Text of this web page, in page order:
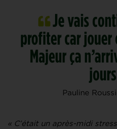
Je vais
profiter car jouer
Majeur ça
jours
Pauline
« C’était un après-midi